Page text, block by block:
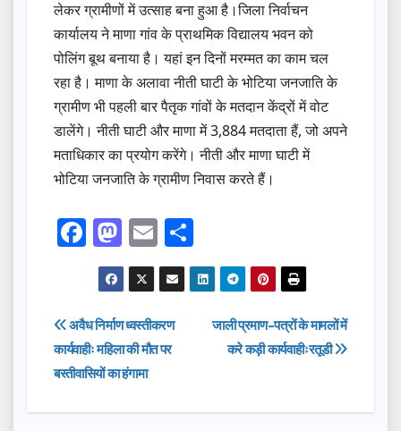
लेकर ग्रामीणों में उत्साह बना हुआ है।जिला निर्वाचन
कार्यालय ने माणा गांव के प्राथमिक विद्यालय भवन को
पोलिंग बूथ बनाया है। यहां इन दिनों मरम्मत का काम चल
रहा है। माणा के अलावा नीती घाटी के भोटिया जनजाति के
ग्रामीण भी पहली बार पैतृक गांवों के मतदान केंद्रों में वोट
डालेंगे। नीती घाटी और माणा में 3,884 मतदाता हैं, जो अपने
मताधिकार का प्रयोग करेंगे। नीती और माणा घाटी में
भोटिया जनजाति के ग्रामीण निवास करते हैं।
F
a
c
e
b
o
o
M
a
st
o
d
o
n
E
m
ail
h
ar
Post
navigation
जाली प्रमाण-पत्रों के मामलों में
करे कड़ी कार्यवाहीःरतूडी
अवैध निर्माण ध्वस्तीकरण
कार्यवाहीः महिला की मौत पर
बस्तीवासियों का हंगामा